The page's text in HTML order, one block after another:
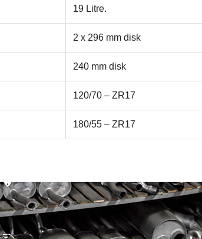
19 Litre.
2 x 296 mm disk
240 mm disk
120/70 – ZR17
180/55 – ZR17